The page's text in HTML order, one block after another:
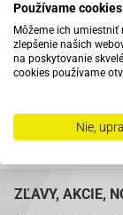
Na trhu
ZĽAVY, AKCIE,
Používame cookies
Môžeme ich
zlepšenie našich
na poskytovanie
cookies používame
Nie,